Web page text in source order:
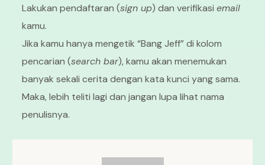
Lakukan pendaftaran (sign up) dan verifikasiemail
kamu.
Jika kamu hanya mengetik “Bang Jeff” di kolom
pencarian (search bar), kamu akan menemukan
banyak sekali cerita dengan kata kunci yang sama.
Maka, lebih teliti lagi dan jangan lupa lihat nama
penulisnya.